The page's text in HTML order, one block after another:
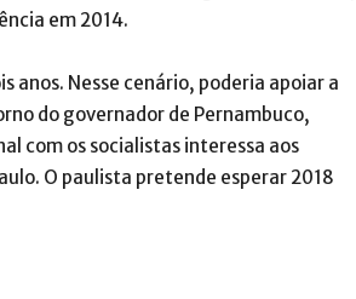
em 2014.
anos. Nesse cenário, poderia apoiar a
do governador de Pernambuco,
com os socialistas interessa aos
O paulista pretende esperar 2018